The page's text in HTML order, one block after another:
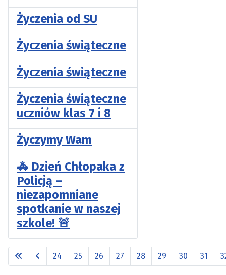
Życzenia od SU
Życzenia świąteczne
Życzenia świąteczne
Życzenia świąteczne
uczniów klas 7 i 8
Życzymy Wam
🚓 Dzień Chłopaka z
Policją –
niezapomniane
spotkanie w naszej
szkole! 🚨
Strona 33 z 33
24 25 26 27 28 29 30 31